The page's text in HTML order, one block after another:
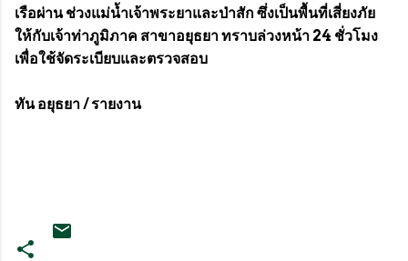
เรือผ่าน ช่วงแม่น้ำเจ้าพระยาและป่าสัก ซึ่งเป็นพื้นที่เสี่ยงภัย
ให้กับเจ้าท่าภูมิภาค สาขาอยุธยา ทราบล่วงหน้า 24 ชั่วโมง
เพื่อใช้จัดระเบียบและตรวจสอบ
ทัน อยุธยา / รายงาน